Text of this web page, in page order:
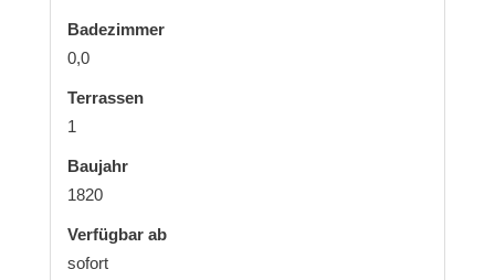
Badezimmer
0,0
Terrassen
1
Baujahr
1820
Verfügbar ab
sofort